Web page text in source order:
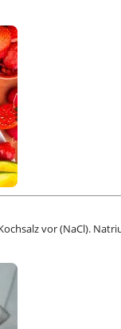
vor (NaCl).